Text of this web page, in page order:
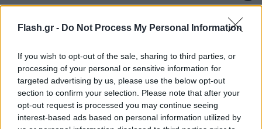
Flash.gr - Do Not Process My Personal Information
If you wish to opt-out of the sale, sharing to third parties, or
processing of your personal or sensitive information for
targeted advertising by us, please use the below opt-out
section to confirm your selection. Please note that after your
opt-out request is processed you may continue seeing
interest-based ads based on personal information utilized by